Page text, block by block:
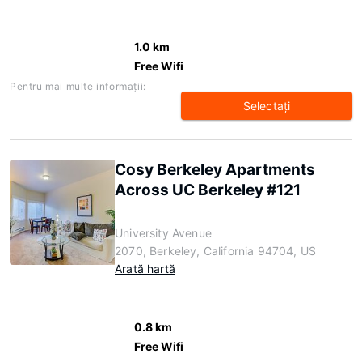
1.0 km
Free Wifi
Pentru mai multe informaţii:
Selectaţi
Cosy Berkeley Apartments
Across UC Berkeley #121
University Avenue
2070, Berkeley, California 94704, US
Arată hartă
0.8 km
Free Wifi